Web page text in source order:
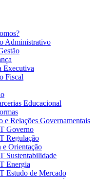
Administrativo
Executiva
Fiscal
Educacional
e Relações Governamentais
Governo
Regulação
e Orientação
Sustentabilidade
Energia
Estudo de Mercado